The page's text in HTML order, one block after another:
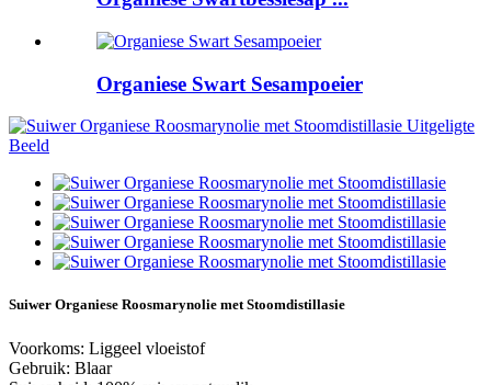
Organiese Swart Sesampoeier
Suiwer Organiese Roosmarynolie met Stoomdistillasie
Voorkoms: Liggeel vloeistof
Gebruik: Blaar